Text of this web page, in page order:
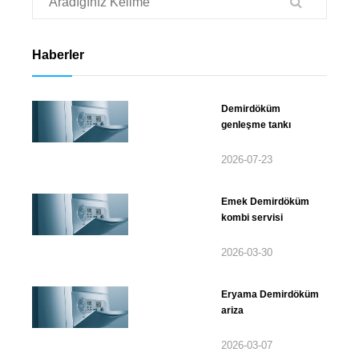
Haberler
Demirdöküm
genleşme tankı
2026-07-23
Emek Demirdöküm
kombi servisi
2026-03-30
Eryama Demirdöküm
ariza
2026-03-07